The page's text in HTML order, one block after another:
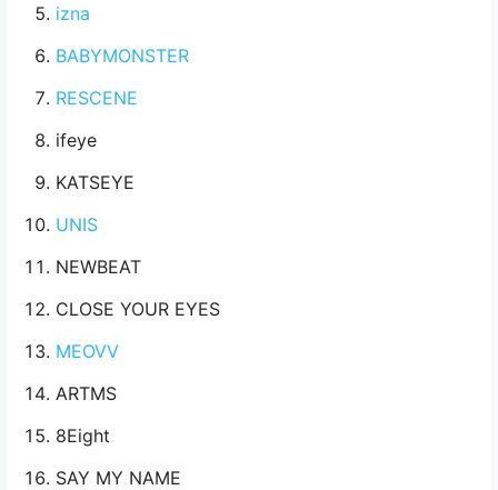
izna
BABYMONSTER
RESCENE
ifeye
KATSEYE
UNIS
NEWBEAT
CLOSE YOUR EYES
MEOVV
ARTMS
8Eight
SAY MY NAME